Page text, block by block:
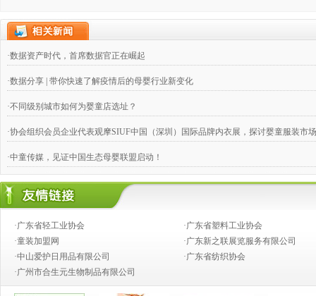
·数据资产时代，首席数据官正在崛起
·数据分享 | 带你快速了解疫情后的母婴行业新变化
·不同级别城市如何为婴童店选址？
·协会组织会员企业代表观摩SIUF中国（深圳）国际品牌内衣展，探讨婴童服装市
·中童传媒，见证中国生态母婴联盟启动！
·奶粉钱不好赚，跨国合伙兴起
·婴童店销售，如何攻下九类难缠的客户？
·创新童装营销模式,高效对接渠道资源
·2014婴童行业创新发展论坛
·广东省轻工业协会
·广东省塑料工业协会
·童装加盟网
·广东新之联展览服务有限公司
·中山爱护日用品有限公司
·广东省纺织协会
·广州市合生元生物制品有限公司